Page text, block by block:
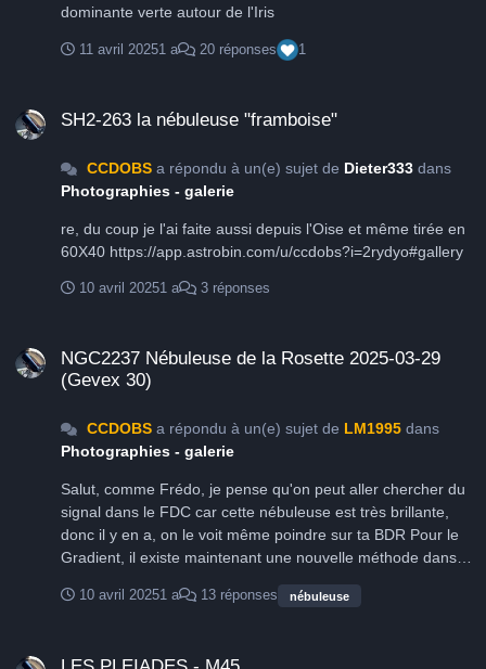
dominante verte autour de l'Iris
11 avril 20251 a 20 réponses 1
SH2-263 la nébuleuse "framboise"
CCDOBSa répondu à un(e) sujet de Dieter333dans
Photographies - galerie
re, du coup je l'ai faite aussi depuis l'Oise et même tirée en
60X40 https://app.astrobin.com/u/ccdobs?i=2rydyo#gallery
10 avril 20251 a 3 réponses
NGC2237 Nébuleuse de la Rosette 2025-03-29
(Gevex 30)
CCDOBSa répondu à un(e) sujet de LM1995dans
Photographies - galerie
Salut, comme Frédo, je pense qu'on peut aller chercher du
signal dans le FDC car cette nébuleuse est très brillante,
donc il y en a, on le voit même poindre sur ta BDR Pour le
Gradient, il existe maintenant une nouvelle méthode dans
Pix https://pixinsight.com/mars/, basée sur des images
réelles de référence qui servent à étalonner le FDC ; C'est
10 avril 20251 a 13 réponses nébuleuse